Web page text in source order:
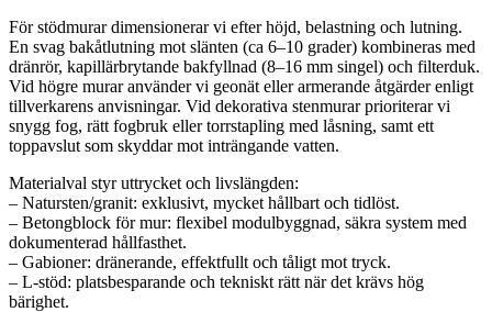
För stödmurar dimensionerar vi efter höjd, belastning och lutning.
En svag bakåtlutning mot slänten (ca 6–10 grader) kombineras med
dränrör, kapillärbrytande bakfyllnad (8–16 mm singel) och filterduk.
Vid högre murar använder vi geonät eller armerande åtgärder enligt
tillverkarens anvisningar. Vid dekorativa stenmurar prioriterar vi
snygg fog, rätt fogbruk eller torrstapling med låsning, samt ett
toppavslut som skyddar mot inträngande vatten.
Materialval styr uttrycket och livslängden:
– Natursten/granit: exklusivt, mycket hållbart och tidlöst.
– Betongblock för mur: flexibel modulbyggnad, säkra system med
dokumenterad hållfasthet.
– Gabioner: dränerande, effektfullt och tåligt mot tryck.
– L‑stöd: platsbesparande och tekniskt rätt när det krävs hög
bärighet.